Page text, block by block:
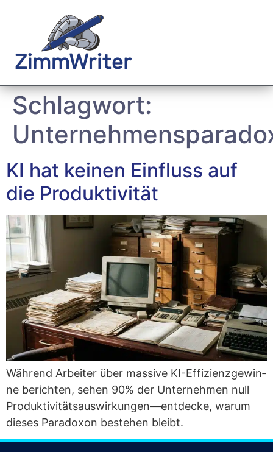
Schlagwort:
KI hat keinen Einfluss auf
die Produktivität
Wäh­rend Arbei­ter über mas­si­ve KI-Effi­zi­enz­ge­win­
ne berich­ten, sehen 90% der Unter­neh­men null
Produktivitätsauswirkungen—entdecke, war­um
die­ses Para­do­xon bestehen bleibt.